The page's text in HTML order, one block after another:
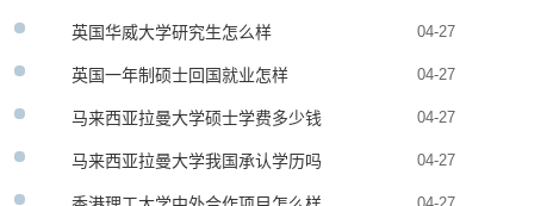
英国华威大学研究生怎么样 04-27
英国一年制硕士回国就业怎样 04-27
马来西亚拉曼大学硕士学费多少钱 04-27
马来西亚拉曼大学我国承认学历吗 04-27